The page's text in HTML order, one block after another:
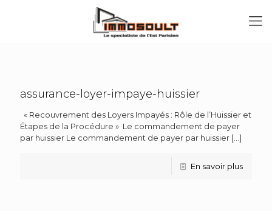
assurance-loyer-impaye-huissier
« Recouvrement des Loyers Impayés : Rôle de l’Huissier et
Étapes de la Procédure » Le commandement de payer
par huissier Le commandement de payer par huissier […]
En savoir plus